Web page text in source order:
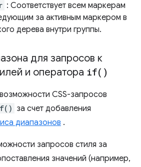
: Соответствует всем маркерам
за активным маркером в
дерева внутри группы.
для запросов к
и оператора if( )
CSS-запросов
за счет добавления
диапазонов .
запросов стиля за
значений (например,